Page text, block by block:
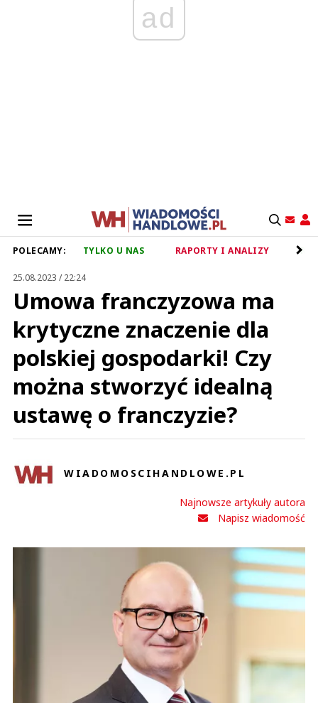
ad
POLECAMY: TYLKO U NAS RAPORTY I ANALIZY
25.08.2023 / 22:24
Umowa franczyzowa ma
krytyczne znaczenie dla
polskiej gospodarki! Czy
można stworzyć idealną
ustawę o franczyzie?
WIADOMOSCIHANDLOWE.PL
Najnowsze artykuły autora
Napisz wiadomość